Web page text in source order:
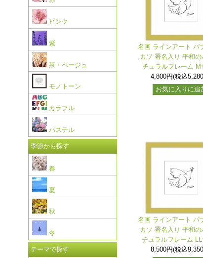
名画 ラインアート パ
カソ 署名入り 平和の
チュラルフレーム M
4,800円(税込
お気に入りに追
名画 ラインアート パ
カソ 署名入り 平和の
チュラルフレーム
8,500円(税込
ピンク
紫
茶・ベージュ
モノトーン
カラフル
パステル
季節から探す
春
夏
秋
冬
テーマで探す